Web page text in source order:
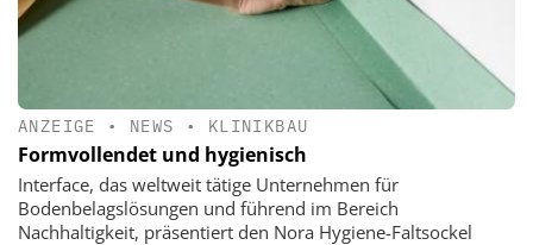
ANZEIGE • NEWS • KLINIKBAU
Formvollendet und hygienisch
Interface, das weltweit tätige Unternehmen für
Bodenbelagslösungen und führend im Bereich
Nachhaltigkeit, präsentiert den Nora Hygiene-Faltsockel